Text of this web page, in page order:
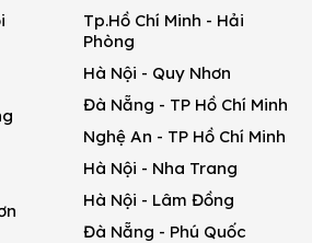
Tp.Hồ Chí Minh - Hải
Phòng
Hà Nội - Quy Nhơn
Đà Nẵng - TP Hồ Chí Minh
Nghệ An - TP Hồ Chí Minh
Hà Nội - Nha Trang
Hà Nội - Lâm Đồng
Đà Nẵng - Phú Quốc